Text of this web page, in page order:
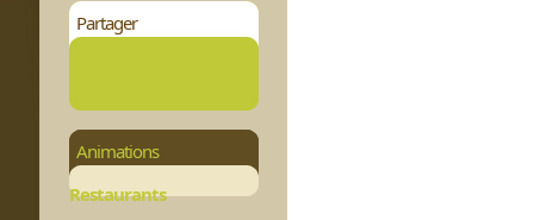
Partager
Animations
Restaurants